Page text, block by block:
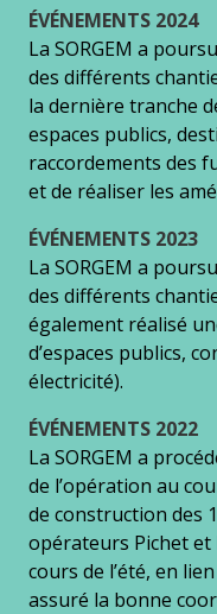
ÉVÉNEMENTS 2024
La SORGEM a
des différents
la dernière tranche
espaces publics,
raccordements des
et de réaliser les
ÉVÉNEMENTS 2023
La SORGEM a
des différents
également réalisé
d’espaces publics,
électricité).
ÉVÉNEMENTS 2022
La SORGEM a
de l’opération au
de construction des
opérateurs Pichet
cours de l’été, en
assuré la bonne